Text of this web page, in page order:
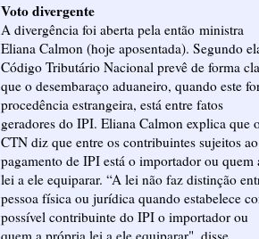
Voto divergente
A divergência foi aberta pela então ministra
Eliana Calmon (hoje aposentada). Segundo
Código Tributário Nacional prevê de forma
que o desembaraço aduaneiro, quando este
procedência estrangeira, está entre fatos
geradores do IPI. Eliana Calmon explica que
CTN diz que entre os contribuintes sujeitos ao
pagamento de IPI está o importador ou quem
lei a ele equiparar. “A lei não faz distinção
pessoa física ou jurídica quando estabelece
possível contribuinte do IPI o importador ou